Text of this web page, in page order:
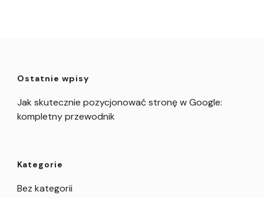
Ostatnie wpisy
Jak skutecznie pozycjonować stronę w Google:
kompletny przewodnik
Kategorie
Bez kategorii